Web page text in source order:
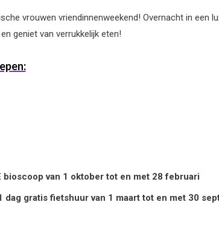
vrouwen vriendinnenweekend! Overnacht in een
geniet van verrukkelijk eten!
van 1 oktober tot en met 28 februari
gratis fietshuur van 1 maart tot en met 30